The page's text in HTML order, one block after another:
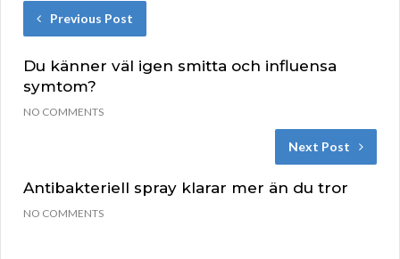
Previous Post
Du känner väl igen smitta och influensa
symtom?
NO COMMENTS
Next Post
Antibakteriell spray klarar mer än du tror
NO COMMENTS